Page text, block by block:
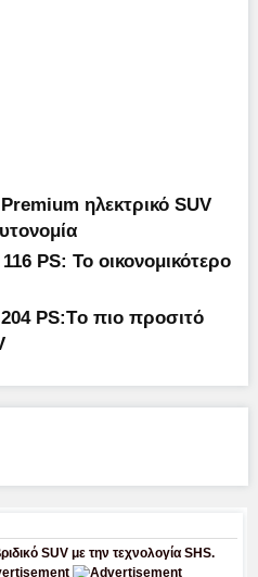
ηλεκτρικό SUV
PS: Το οικονομικότερο
PS:Tο πιο προσιτό